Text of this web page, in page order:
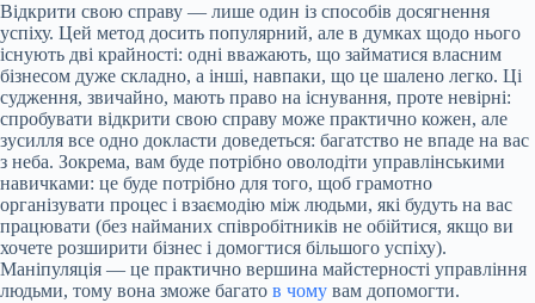
Відкрити свою справу — лише один із способів досягнення
успіху. Цей метод досить популярний, але в думках щодо нього
існують дві крайності: одні вважають, що займатися власним
бізнесом дуже складно, а інші, навпаки, що це шалено легко. Ці
судження, звичайно, мають право на існування, проте невірні:
спробувати відкрити свою справу може практично кожен, але
зусилля все одно докласти доведеться: багатство не впаде на вас
з неба. Зокрема, вам буде потрібно оволодіти управлінськими
навичками: це буде потрібно для того, щоб грамотно
організувати процес і взаємодію між людьми, які будуть на вас
працювати (без найманих співробітників не обійтися, якщо ви
хочете розширити бізнес і домогтися більшого успіху).
Маніпуляція — це практично вершина майстерності управління
людьми, тому вона зможе багато в чому вам допомогти.